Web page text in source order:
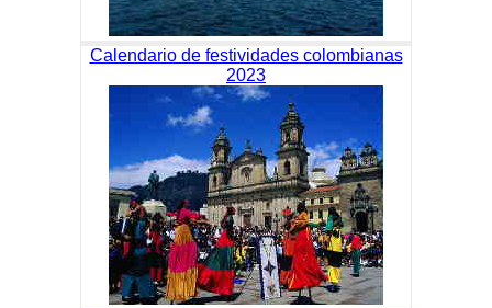
Calendario de festividades colombianas
2023